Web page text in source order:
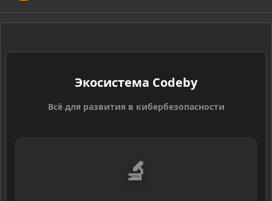
S
Экосистема Codeby
Всё для развития в кибербезопасности
🔬